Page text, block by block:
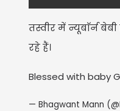
तस्वीर में न्यूबाॅर्न
रहे हैं।
Blessed with baby
— Bhagwant Mann